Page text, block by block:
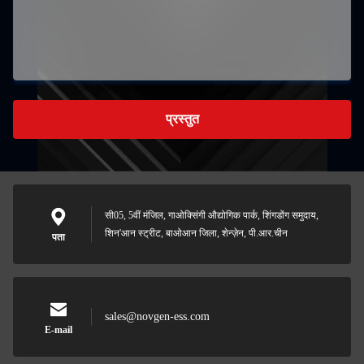
प्रस्तुत
पता
सी05, 5वीं मंजिल, गाओक्सिंगी औद्योगिक पार्क, शिंगडोंग समुदाय,
शिन'आन स्ट्रीट, बाओआन जिला, शेन्ज़ेन, पी.आर.चीन
E-mail
sales@novgen-ess.com